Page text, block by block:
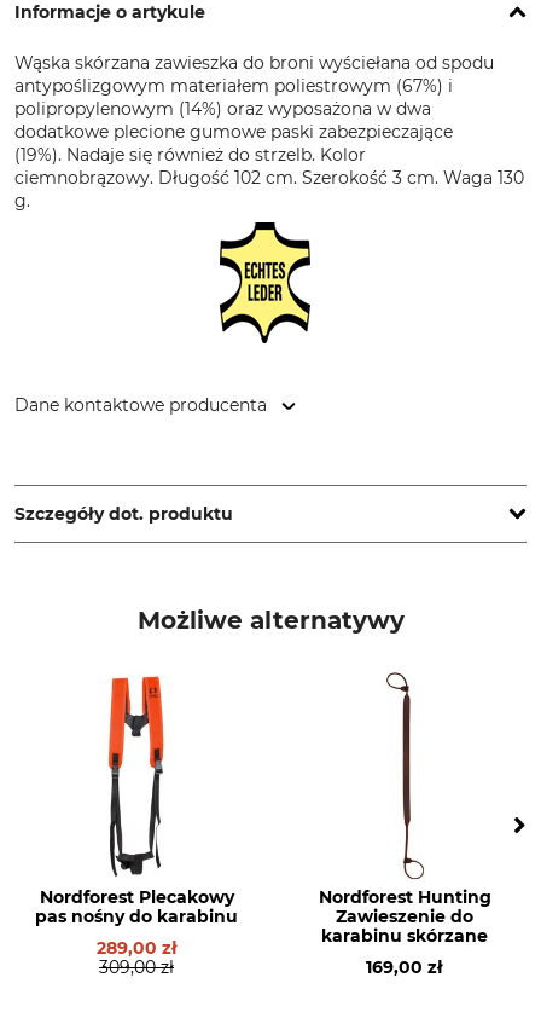
Informacje o artykule
Wąska skórzana zawieszka do broni wyściełana od spodu
antypoślizgowym materiałem poliestrowym (67%) i
polipropylenowym (14%) oraz wyposażona w dwa
dodatkowe plecione gumowe paski zabezpieczające
(19%). Nadaje się również do strzelb. Kolor
ciemnobrązowy. Długość 102 cm. Szerokość 3 cm. Waga 130
g.
Dane kontaktowe producenta
www.grube.de
Szczegóły dot. produktu
Made in Europe
Możliwe alternatywy
Nordforest Plecakowy
pas nośny do karabinu
289,00 zł
309,00 zł
Nordforest Hunting
Zawieszenie do
karabinu skórzane
169,00 zł